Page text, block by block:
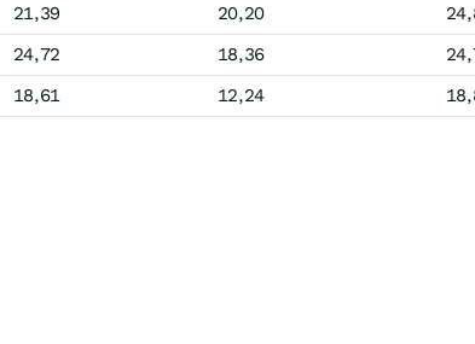
21,39 20,20
24,72 18,36
18,61 12,24